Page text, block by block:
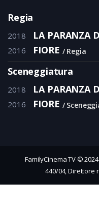
Regia
2018 LA PARANZA
2016 FIORE Regia
Sceneggiatura
2018 LA PARANZA
2016 FIORE
FamilyCinema TV ©
440/04, Direttore